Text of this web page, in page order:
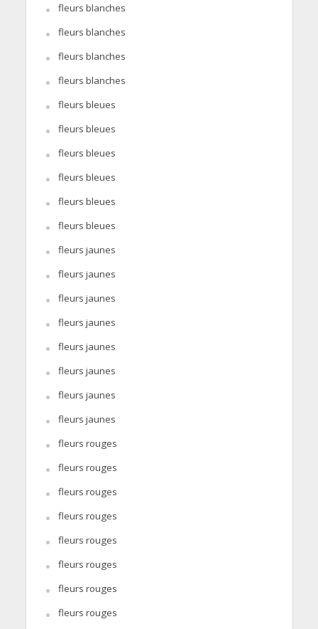
fleurs blanches
fleurs blanches
fleurs blanches
fleurs blanches
fleurs bleues
fleurs bleues
fleurs bleues
fleurs bleues
fleurs bleues
fleurs bleues
fleurs jaunes
fleurs jaunes
fleurs jaunes
fleurs jaunes
fleurs jaunes
fleurs jaunes
fleurs jaunes
fleurs jaunes
fleurs rouges
fleurs rouges
fleurs rouges
fleurs rouges
fleurs rouges
fleurs rouges
fleurs rouges
fleurs rouges